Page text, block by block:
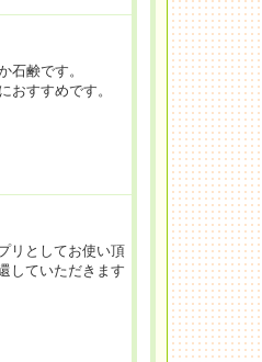
石鹸です。
おすすめです。
リとしてお使い頂
していただきます